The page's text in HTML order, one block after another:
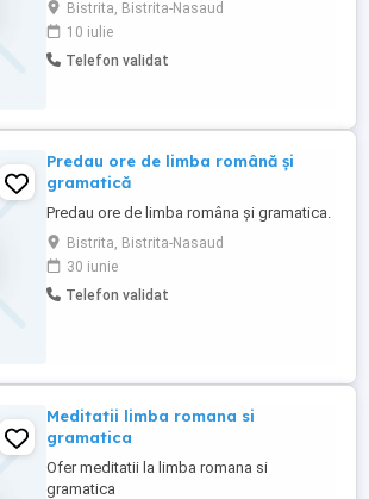
anul precedent Consolidarea și
aprofundarea conceptelor de bază
Pregătirea pentru Evaluare Națională
Bistrita, Bistrita-Nasaud
10 iulie
Telefon validat
Predau ore de limba română și
gramatică
Predau ore de limba româna și gramatica.
Bistrita, Bistrita-Nasaud
30 iunie
Telefon validat
Meditatii limba romana si
gramatica
Ofer meditatii la limba romana si
gramatica